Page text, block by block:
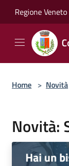
Regione Veneto
Home > Novità
Novità: